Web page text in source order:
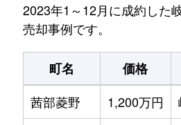
2023年1～12月に成約した
売却事例です。
町名 価格
茜部菱野
1,200万円